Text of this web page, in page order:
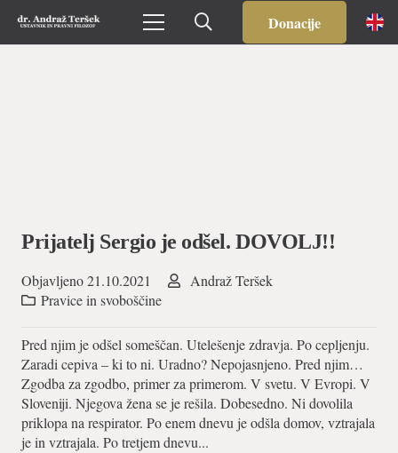
Donacije
Prijatelj Sergio je odšel. DOVOLJ!!
Objavljeno21.10.2021
Andraž Teršek
Pravice in svoboščine
Pred njim je odšel someščan. Utelešenje zdravja. Po cepljenju.
Zaradi cepiva – ki to ni. Uradno? Nepojasnjeno. Pred njim…
Zgodba za zgodbo, primer za primerom. V svetu. V Evropi. V
Sloveniji. Njegova žena se je rešila. Dobesedno. Ni dovolila
priklopa na respirator. Po enem dnevu je odšla domov, vztrajala
je in vztrajala. Po tretjem dnevu...